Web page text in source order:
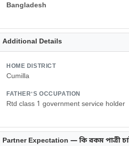
Bangladesh
Additional Details
HOME DISTRICT
Cumilla
FATHER'S OCCUPATION
Rtd class 1 government service holder
Partner Expectation — কি রকম পাত্রী